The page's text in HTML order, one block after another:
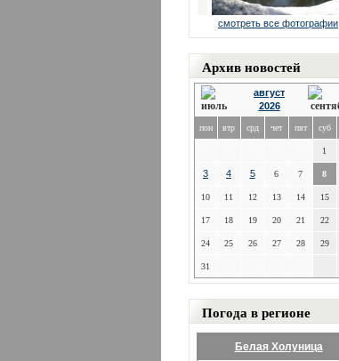
смотреть все фотографии
Архив новостей
август
2026
пон втр срд чет пят суб
1
3 4 5 6 7 8
10 11 12 13 14 15
17 18 19 20 21 22
24 25 26 27 28 29
31
Погода в регионе
Белая Холуница